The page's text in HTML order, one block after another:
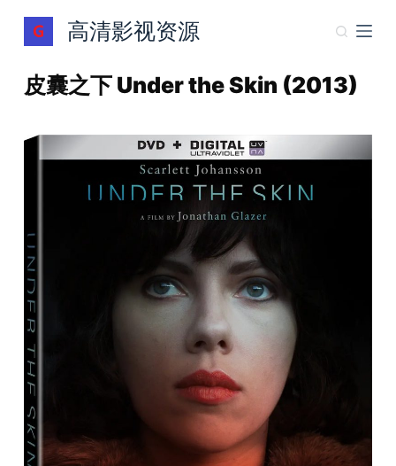
跳
过
容
高清影视资源
皮囊之下 Under the Skin (2013)